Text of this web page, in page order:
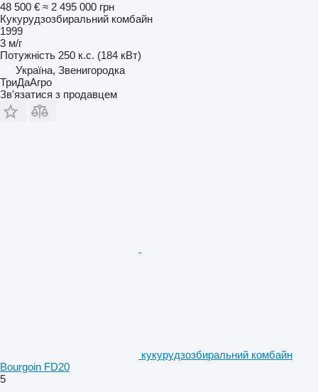
48 500 € ≈ 2 495 000 грн
Кукурудзозбиральний комбайн
1999
3 м/г
Потужність 250 к.с. (184 кВт)
Україна, Звенигородка
ТриДаАгро
Зв'язатися з продавцем
кукурудзозбиральний комбайн
Bourgoin FD20
5